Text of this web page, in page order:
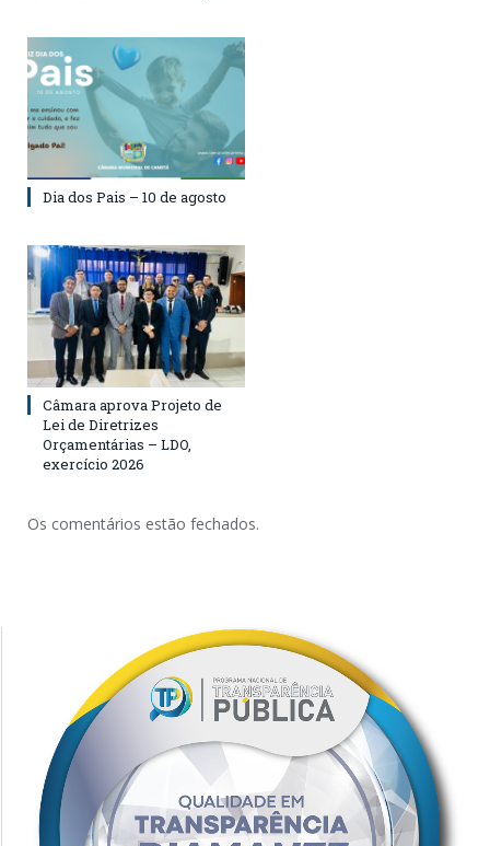
Dia dos Pais – 10 de agosto
Câmara aprova Projeto de
Lei de Diretrizes
Orçamentárias – LDO,
exercício 2026
Os comentários estão fechados.